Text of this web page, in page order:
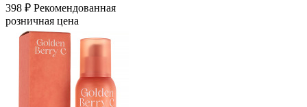
398 ₽ Рекомендованная
розничная цена